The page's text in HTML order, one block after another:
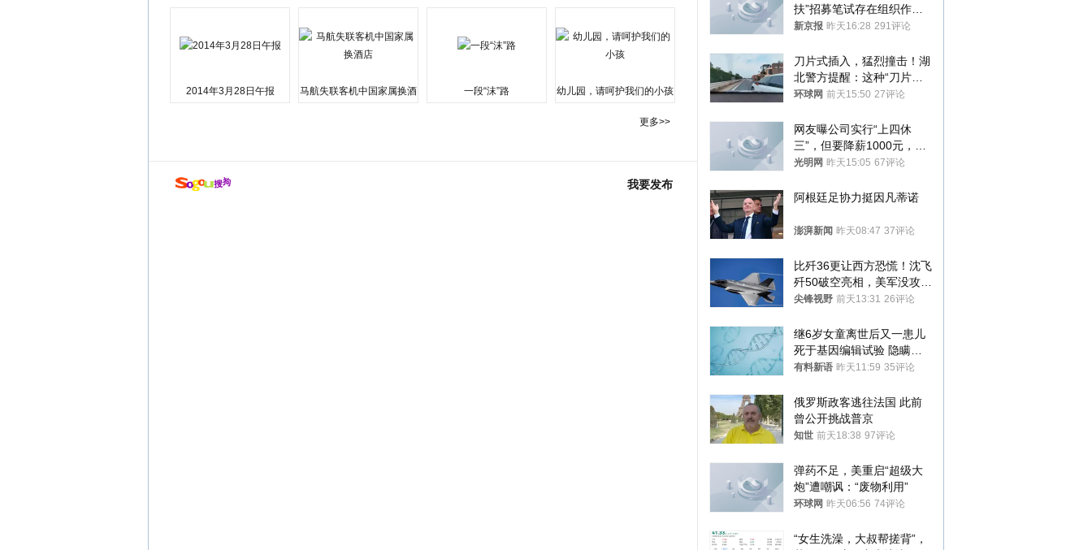
2014年3月28日午报
马航失联客机中国家属换酒
一段“沫”路 幼儿园，请呵护我们的小孩
更多>>
我要发布
扶”招募笔试存在组织作弊
犯罪行为
新京报 昨天16:28 291评论
刀片式插入，猛烈撞击！湖
北警方提醒：这种“刀片超
车”，太危险了
环球网 前天15:50 27评论
网友曝公司实行“上四休
三”，但要降薪1000元，不
接受只能辞职
光明网 昨天15:05 67评论
阿根廷足协力挺因凡蒂诺
澎湃新闻 昨天08:47 37评论
比歼36更让西方恐慌！沈飞
歼50破空亮相，美军没攻克
的技术被拿下
尖锋视野 前天13:31 26评论
继6岁女童离世后又一患儿
死于基因编辑试验 隐瞒一
年才对外披露
有料新语 昨天11:59 35评论
俄罗斯政客逃往法国 此前
曾公开挑战普京
知世 前天18:38 97评论
弹药不足，美重启“超级大
炮”遭嘲讽：“废物利用”
环球网 昨天06:56 74评论
“女生洗澡，大叔帮搓背”，